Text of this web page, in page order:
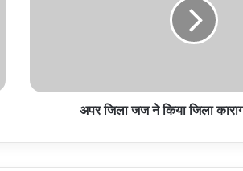
निरीक्षण
अपर जिला जज ने किया जिला